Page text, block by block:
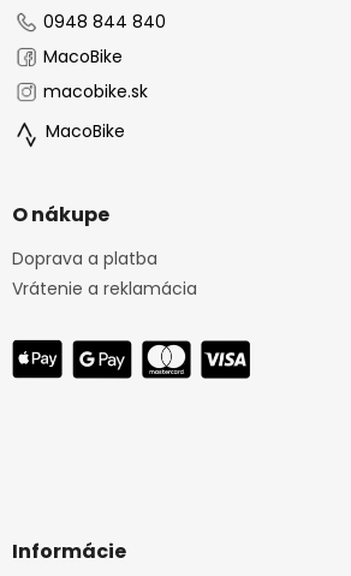
0948 844 840
MacoBike
macobike.sk
MacoBike
O nákupe
Doprava a platba
Vrátenie a reklamácia
Informácie